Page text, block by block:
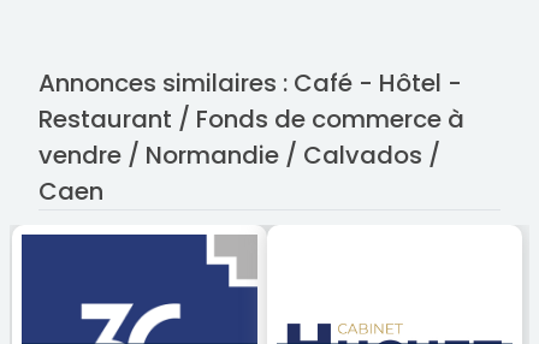
Annonces similaires : Café - Hôtel -
Restaurant / Fonds de commerce à
vendre / Normandie / Calvados /
Caen